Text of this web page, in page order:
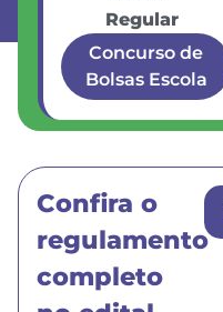
Regular
Concurso de
Bolsas Escola
Confira o
regulamento
completo